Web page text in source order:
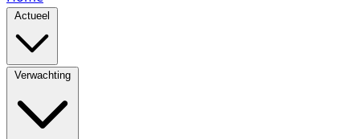
Actueel
Verwachting